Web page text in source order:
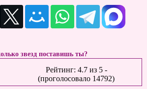
звезд поставишь ты?
Рейтинг: 4.7из 5-
(проголосовало 14792)